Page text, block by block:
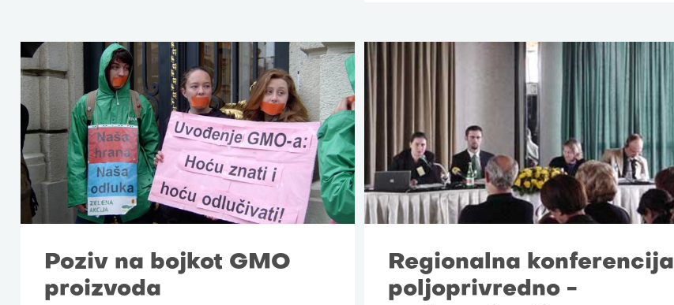
Poziv na bojkot GMO
proizvoda
Regionalna konferencija
poljoprivredno -